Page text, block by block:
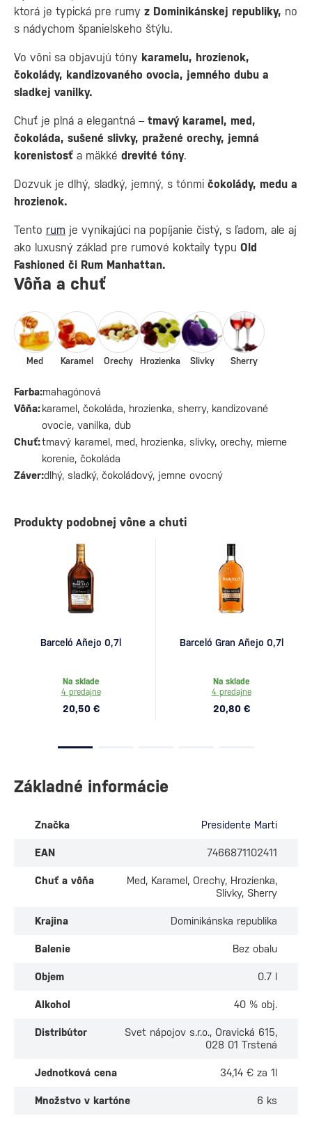
ktorá je typická pre rumy z Dominikánskej republiky, no
s nádychom španielskeho štýlu.
Vo vôni sa objavujú tóny karamelu, hrozienok,
čokolády, kandizovaného ovocia, jemného dubu a
sladkej vanilky.
Chuť je plná a elegantná – tmavý karamel, med,
čokoláda, sušené slivky, pražené orechy, jemná
korenistosť a mäkké drevité tóny.
Dozvuk je dlhý, sladký, jemný, s tónmi čokolády, medu a
hrozienok.
Tento rum je vynikajúci na popíjanie čistý, s ľadom, ale aj
ako luxusný základ pre rumové koktaily typu Old
Fashioned či Rum Manhattan.
Vôňa a chuť
Farba:mahagónová
Vôňa:karamel, čokoláda, hrozienka, sherry, kandizované
ovocie, vanilka, dub
Chuť:tmavý karamel, med, hrozienka, slivky, orechy, mierne
korenie, čokoláda
Záver:dlhý, sladký, čokoládový, jemne ovocný
Med Karamel Orechy Hrozienka Slivky Sherry
Produkty podobnej vône a chuti
Barceló Añejo 0,7l
Na sklade
4 predajne
20,50 €
Barceló Gran Añejo 0,7l
Na sklade
4 predajne
20,80 €
Základné informácie
Značka Presidente Marti
EAN 7466871102411
Chuť a vôňa
Med, Karamel, Orechy, Hrozienka,
Slivky, Sherry
Krajina Dominikánska republika
Balenie Bez obalu
Objem 0.7 l
Alkohol 40 % obj.
Distribútor
Svet nápojov s.r.o., Oravická 615,
028 01 Trstená
Jednotková cena 34,14 € za 1l
Množstvo v kartóne 6 ks